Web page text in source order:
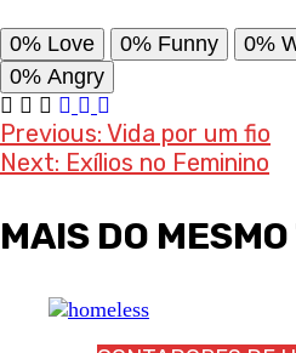
0% Love 0% Funny 0%
0% Angry
Post
navigation
Previous: Vida por um fio
Next: Exílios no Feminino
MAIS DO